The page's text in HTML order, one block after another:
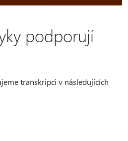
podporují
transkripci v následujících